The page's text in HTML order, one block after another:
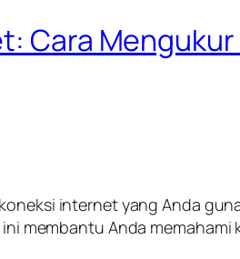
Cara
internet yang Anda
ini membantu Anda